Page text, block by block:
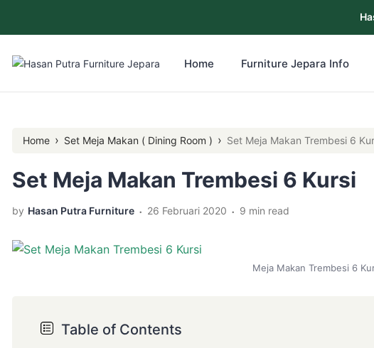
Home Furniture Jepara Info
Home › Set Meja Makan ( Dining Room ) › Set Meja Makan Trembesi 6
Set Meja Makan Trembesi 6 Kursi
by Hasan Putra Furniture . 26 Februari 2020 . 9 min read
Meja Makan Trembesi 6
Table of Contents